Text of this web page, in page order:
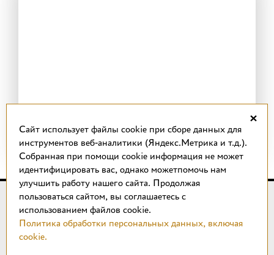
© 2018 – 2026 КОТТО design
Магазин качественной плитки, светильников, напольных
покрытий и сантехники.
×
Cайт использует файлы cookie при сборе данных для
инструментов веб-аналитики (Яндекс.Метрика и т.д.).
Собранная при помощи cookie информация не может
идентифицировать вас, однако можетпомочь нам
улучшить работу нашего сайта. Продолжая
пользоваться сайтом, вы соглашаетесь с
использованием файлов cookie.
Политика обработки персональных данных, включая
cookie.